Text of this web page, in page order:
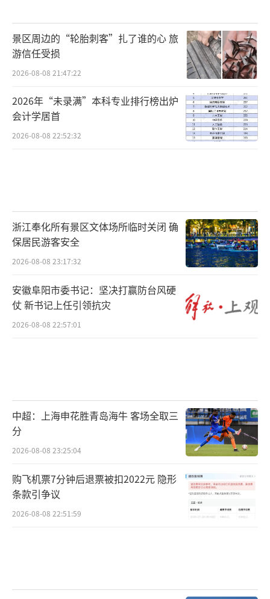
景区周边的“轮胎刺客”扎了谁的心 旅
游信任受损
2026-08-08 21:47:22
2026年“未录满”本科专业排行榜出炉
会计学居首
2026-08-08 22:52:32
浙江奉化所有景区文体场所临时关闭 确
保居民游客安全
2026-08-08 23:17:32
安徽阜阳市委书记：坚决打赢防台风硬
仗 新书记上任引领抗灾
2026-08-08 22:57:01
中超：上海申花胜青岛海牛 客场全取三
分
2026-08-08 23:25:04
购飞机票7分钟后退票被扣2022元 隐形
条款引争议
2026-08-08 22:51:59